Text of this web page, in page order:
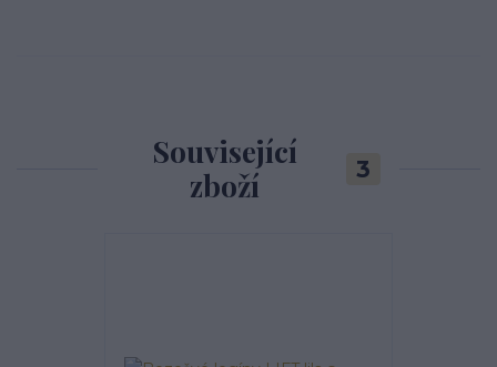
Související
zboží
3